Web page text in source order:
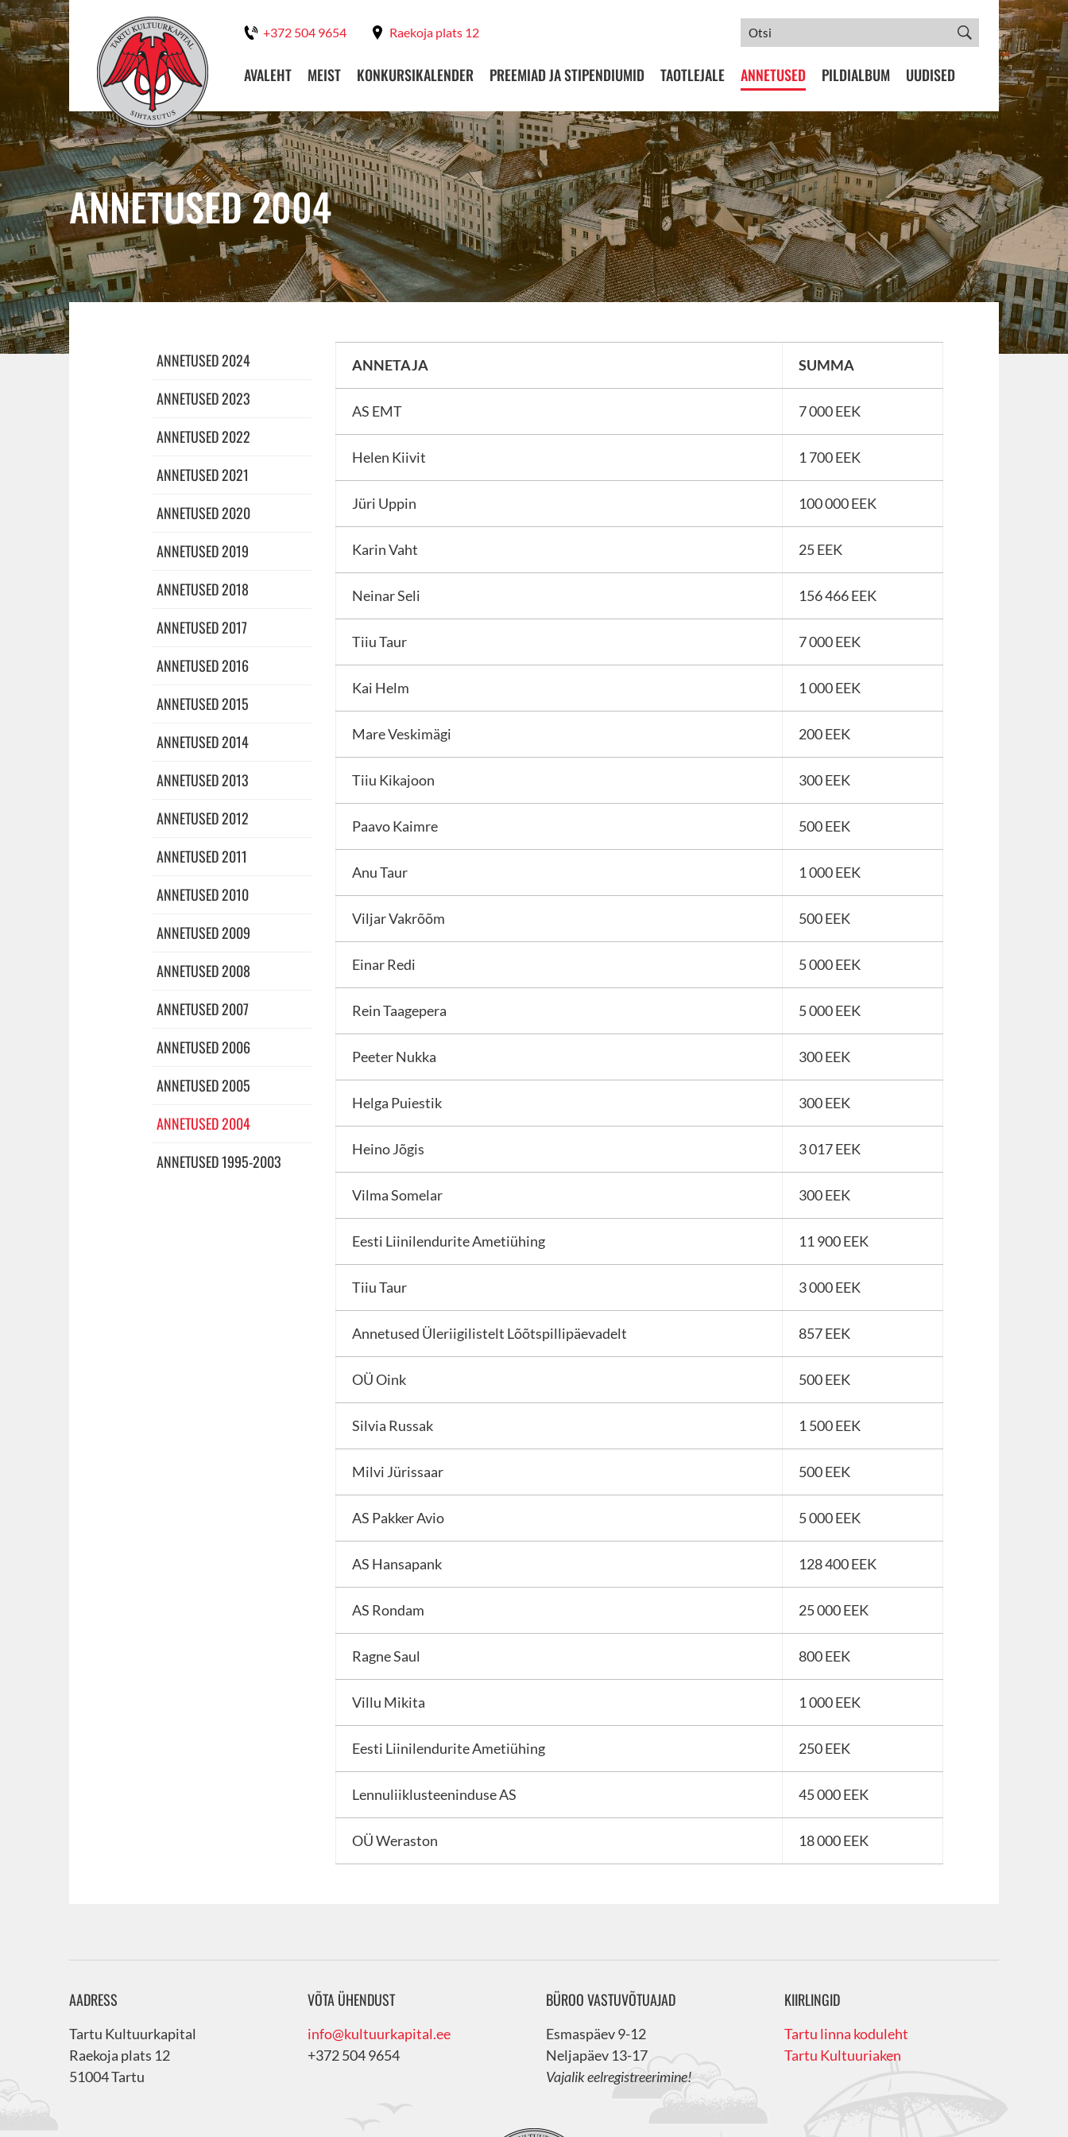
+372 504 9654 Raekoja plats 12
AVALEHT MEIST KONKURSIKALENDER PREEMIAD JA STIPENDIUMID TAOTLEJALE ANNETUSED PILDIALBUM UUDISED
ANNETUSED 2004
ANNETUSED 2024
ANNETUSED 2023
ANNETUSED 2022
ANNETUSED 2021
ANNETUSED 2020
ANNETUSED 2019
ANNETUSED 2018
ANNETUSED 2017
ANNETUSED 2016
ANNETUSED 2015
ANNETUSED 2014
ANNETUSED 2013
ANNETUSED 2012
ANNETUSED 2011
ANNETUSED 2010
ANNETUSED 2009
ANNETUSED 2008
ANNETUSED 2007
ANNETUSED 2006
ANNETUSED 2005
ANNETUSED 2004
ANNETUSED 1995-2003
ANNETAJA SUMMA
AS EMT 7 000 EEK
Helen Kiivit 1 700 EEK
Jüri Uppin 100 000 EEK
Karin Vaht 25 EEK
Neinar Seli 156 466 EEK
Tiiu Taur 7 000 EEK
Kai Helm 1 000 EEK
Mare Veskimägi 200 EEK
Tiiu Kikajoon 300 EEK
Paavo Kaimre 500 EEK
Anu Taur 1 000 EEK
Viljar Vakrõõm 500 EEK
Einar Redi 5 000 EEK
Rein Taagepera 5 000 EEK
Peeter Nukka 300 EEK
Helga Puiestik 300 EEK
Heino Jõgis 3 017 EEK
Vilma Somelar 300 EEK
Eesti Liinilendurite Ametiühing 11 900 EEK
Tiiu Taur 3 000 EEK
Annetused Üleriigilistelt Lõõtspillipäevadelt 857 EEK
OÜ Oink 500 EEK
Silvia Russak 1 500 EEK
Milvi Jürissaar 500 EEK
AS Pakker Avio 5 000 EEK
AS Hansapank 128 400 EEK
AS Rondam 25 000 EEK
Ragne Saul 800 EEK
Villu Mikita 1 000 EEK
Eesti Liinilendurite Ametiühing 250 EEK
Lennuliiklusteeninduse AS 45 000 EEK
OÜ Weraston 18 000 EEK
AADRESS
Tartu Kultuurkapital
Raekoja plats 12
51004 Tartu
VÕTA ÜHENDUST
info@kultuurkapital.ee
+372 504 9654
BÜROO VASTUVÕTUAJAD
Esmaspäev 9-12
Neljapäev 13-17
Vajalik eelregistreerimine!
KIIRLINGID
Tartu linna koduleht
Tartu Kultuuriaken